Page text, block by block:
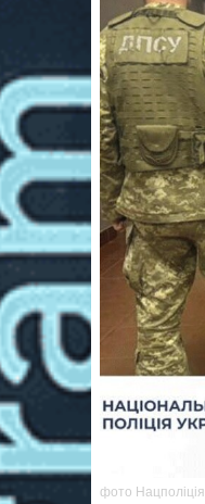
фото Нацполіція